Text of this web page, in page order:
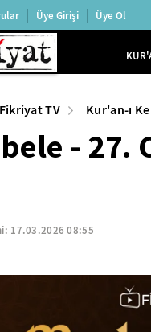
Üye Girişi Üye Ol
Fikriyat TV Kur'an-ı
- 27.
17.03.2026 08:55